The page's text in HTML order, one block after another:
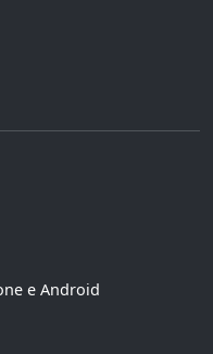
e Android